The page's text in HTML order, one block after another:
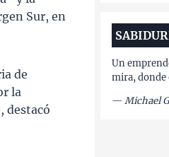
Sur, en
de
la
destacó
Un
mira, donde
— Michael